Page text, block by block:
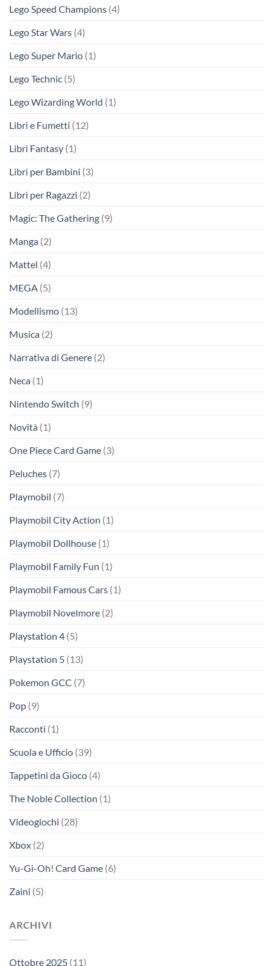
Lego Speed Champions (4)
Lego Star Wars (4)
Lego Super Mario (1)
Lego Technic (5)
Lego Wizarding World (1)
Libri e Fumetti (12)
Libri Fantasy (1)
Libri per Bambini (3)
Libri per Ragazzi (2)
Magic: The Gathering (9)
Manga (2)
Mattel (4)
MEGA (5)
Modellismo (13)
Musica (2)
Narrativa di Genere (2)
Neca (1)
Nintendo Switch (9)
Novità (1)
One Piece Card Game (3)
Peluches (7)
Playmobil (7)
Playmobil City Action (1)
Playmobil Dollhouse (1)
Playmobil Family Fun (1)
Playmobil Famous Cars (1)
Playmobil Novelmore (2)
Playstation 4 (5)
Playstation 5 (13)
Pokemon GCC (7)
Pop (9)
Racconti (1)
Scuola e Ufficio (39)
Tappetini da Gioco (4)
The Noble Collection (1)
Videogiochi (28)
Xbox (2)
Yu-Gi-Oh! Card Game (6)
Zaini (5)
ARCHIVI
Ottobre 2025 (11)